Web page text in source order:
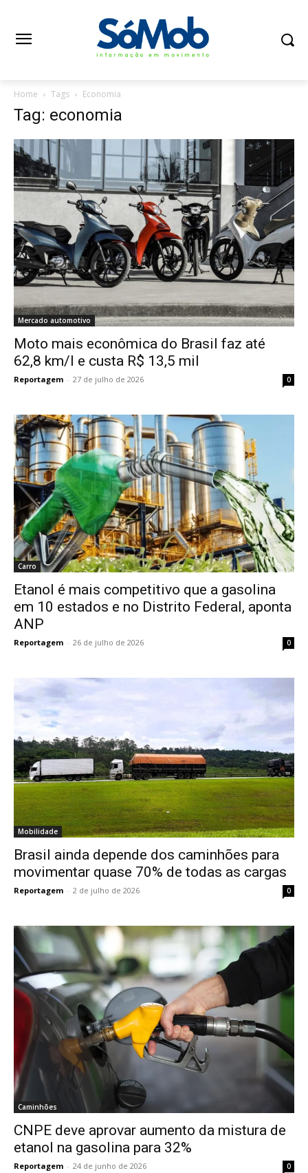
Home Tags Economia
Tag: economia
Mercado automotivo
Moto mais econômica do Brasil faz até
62,8 km/l e custa R$ 13,5 mil
Reportagem - 27 de julho de 2026 0
Carro
Etanol é mais competitivo que a gasolina
em 10 estados e no Distrito Federal, aponta
ANP
Reportagem - 26 de julho de 2026 0
Mobilidade
Brasil ainda depende dos caminhões para
movimentar quase 70% de todas as cargas
Reportagem - 2 de julho de 2026 0
Caminhões
CNPE deve aprovar aumento da mistura de
etanol na gasolina para 32%
Reportagem - 24 de junho de 2026 0